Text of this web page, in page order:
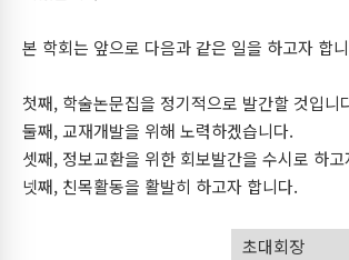
초대회장
본 학회는 앞으로 다음과 같은 일을 하고자 합
첫째, 학술논문집을 정기적으로 발간할 것입니
둘째, 교재개발을 위해 노력하겠습니다.
셋째, 정보교환을 위한 회보발간을 수시로 하
넷째, 친목활동을 활발히 하고자 합니다.